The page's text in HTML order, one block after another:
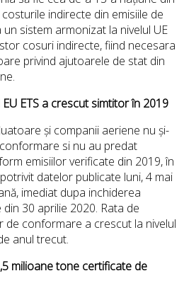
indirecte din emisiile de
sistem armonizat la nivelul UE
cosuri indirecte, fiind necesara
privind ajutoarele de stat din
ETS a crescut simtitor în 2019
și companii aeriene nu și-
si nu au predat
emisiilor verificate din 2019, în
datelor publicate luni, 4 mai
imediat dupa inchiderea
30 aprilie 2020. Rata de
de conformare a crescut la nivelul
anul trecut.
milioane tone certificate de